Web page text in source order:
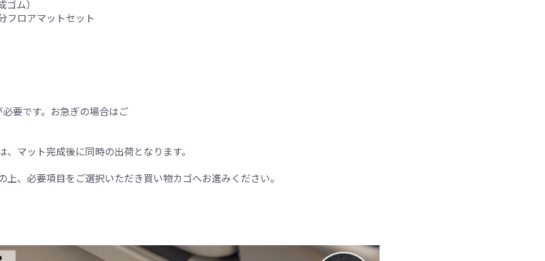
ム）
フロアマットセット
要です。お急ぎの場合はご
マット完成後に同時の出荷となります。
、必要項目をご選択いただき買い物カゴへお進みください。